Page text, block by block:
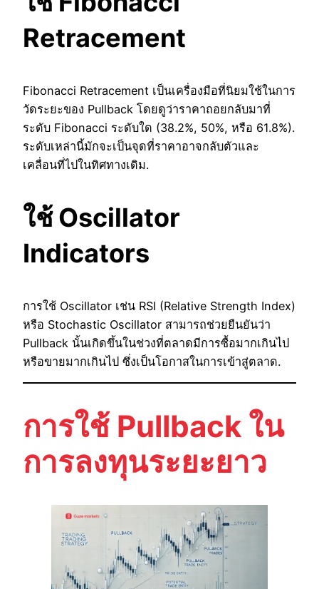
Retracement
Fibonacci Retracement เป็นเครื่องมือที่นิยมใช้ในการ
วัดระยะของ Pullback โดยดูว่าราคาถอยกลับมาที่
ระดับ Fibonacci ระดับใด (38.2%, 50%, หรือ 61.8%).
ระดับเหล่านี้มักจะเป็นจุดที่ราคาอาจกลับตัวและ
เคลื่อนที่ไปในทิศทางเดิม.
ใช้ Oscillator
Indicators
การใช้ Oscillator เช่น RSI (Relative Strength Index)
หรือ Stochastic Oscillator สามารถช่วยยืนยันว่า
Pullback นั้นเกิดขึ้นในช่วงที่ตลาดมีการซื้อมากเกินไป
หรือขายมากเกินไป ซึ่งเป็นโอกาสในการเข้าสู่ตลาด.
การใช้ Pullback ใน
การลงทุนระยะยาว